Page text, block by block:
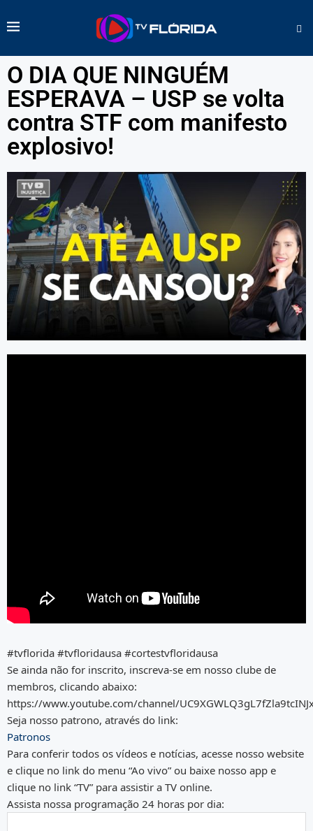
O DIA QUE NINGUÉM
ESPERAVA – USP se volta
contra STF com manifesto
explosivo!
#tvflorida #tvfloridausa #cortestvfloridausa
Se ainda não for inscrito, inscreva-se em nosso clube de
membros, clicando abaixo:
https://www.youtube.com/channel/
Seja nosso patrono, através do link:
Patronos
Para conferir todos os vídeos e notícias, acesse nosso website
e clique no link do menu “Ao vivo” ou baixe nosso app e
clique no link “TV” para assistir a TV online.
Assista nossa programação 24 horas por dia: